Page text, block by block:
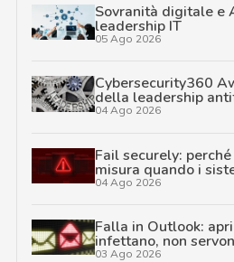
Sovranità digitale e
leadership IT
05 Ago 2026
Cybersecurity360
della leadership
04 Ago 2026
Fail securely:
misura quando i
04 Ago 2026
Falla in Outlook:
infettano, non
03 Ago 2026